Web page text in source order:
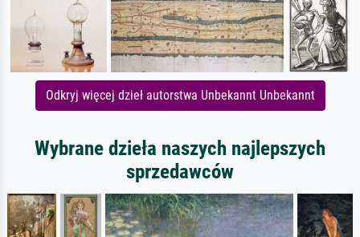
Odkryj więcej dzieł autorstwa Unbekannt Unbekannt
Wybrane dzieła naszych najlepszych
sprzedawców